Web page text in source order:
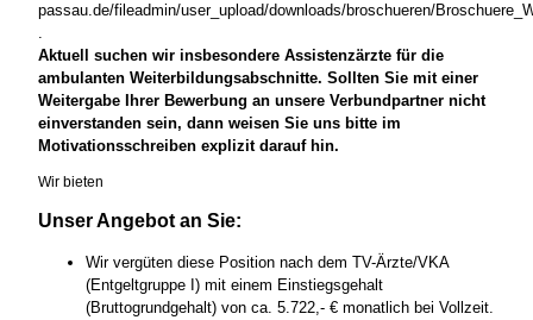
passau.de/fileadmin/user_upload/downloads/broschueren/
.
Aktuell suchen wir insbesondere Assistenzärzte für die
ambulanten Weiterbildungsabschnitte. Sollten Sie mit einer
Weitergabe Ihrer Bewerbung an unsere Verbundpartner nicht
einverstanden sein, dann weisen Sie uns bitte im
Motivationsschreiben explizit darauf hin.
Wir bieten
Unser Angebot an Sie:
Wir vergüten diese Position nach dem TV-Ärzte/VKA
(Entgeltgruppe I) mit einem Einstiegsgehalt
(Bruttogrundgehalt) von ca. 5.722,- € monatlich bei Vollzeit.